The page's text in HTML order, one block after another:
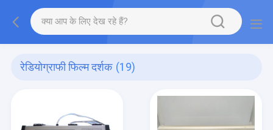
रेडियोग्राफी फिल्म दर्शक (19)